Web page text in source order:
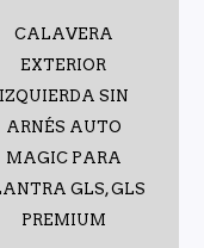
CALAVERA
EXTERIOR
IZQUIERDA SIN
ARNÉS AUTO
MAGIC PARA
GLS, GLS
PREMIUM